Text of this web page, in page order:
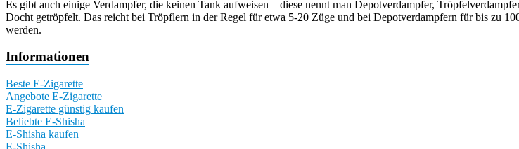
Es gibt auch einige Verdampfer, die keinen Tank aufweisen – diese nennt man Depotverdampfer,
Docht getröpfelt. Das reicht bei Tröpflern in der Regel für etwa 5-20 Züge und bei Depotverdampfern für bis zu
werden.
Informationen
Beste E-Zigarette
Angebote E-Zigarette
E-Zigarette günstig kaufen
Beliebte E-Shisha
E-Shisha kaufen
E-Shisha